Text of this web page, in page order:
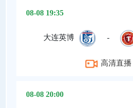
08-08 19:35
大连英博 -
高清直播
08-08 20:00